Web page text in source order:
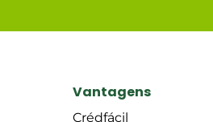
Vantagens
Crédfácil